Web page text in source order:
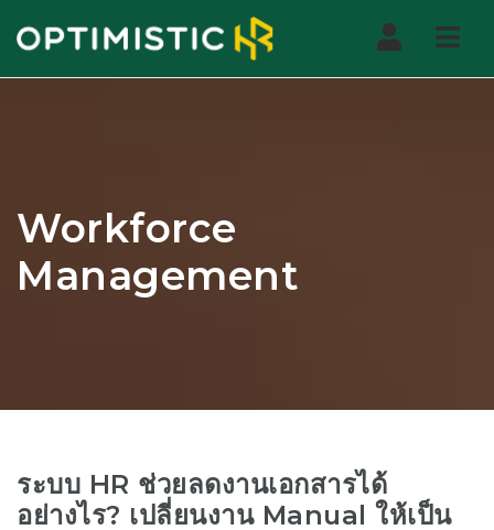
Workforce
Management
ระบบ HR ช่วยลดงานเอกสารได้
อย่างไร? เปลี่ยนงาน Manual ให้เป็น